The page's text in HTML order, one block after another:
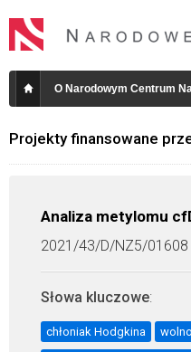
O Narodowym Centrum
Projekty finansowane
Analiza metylomu
2021/43/D/NZ5/01608
Słowa kluczowe:
chłoniak Hodgkina